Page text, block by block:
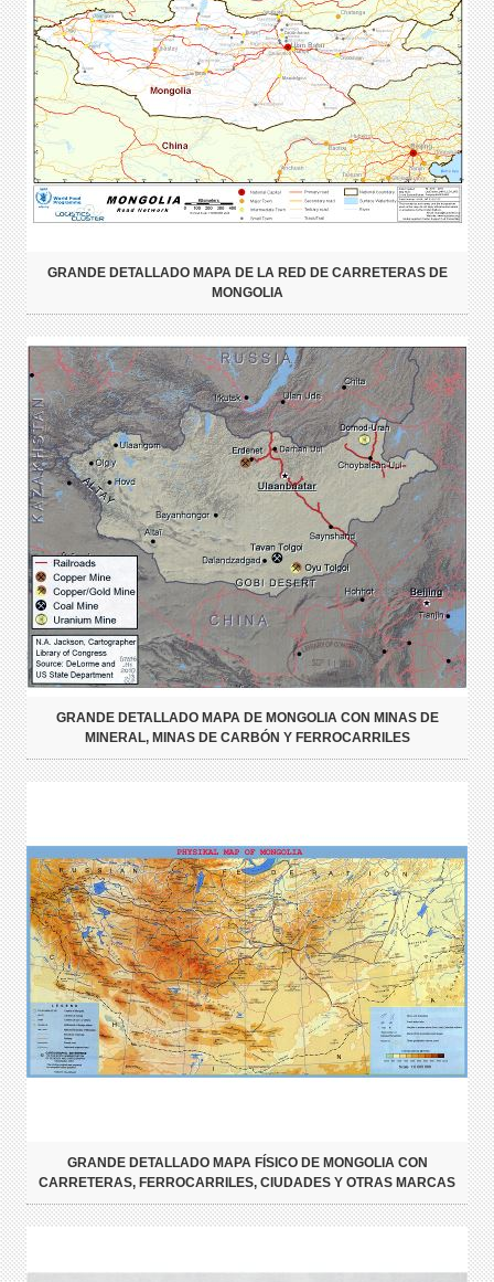
GRANDE DETALLADO MAPA DE LA RED DE CARRETERAS DE
MONGOLIA
GRANDE DETALLADO MAPA DE MONGOLIA CON MINAS DE
MINERAL, MINAS DE CARBÓN Y FERROCARRILES
GRANDE DETALLADO MAPA FÍSICO DE MONGOLIA CON
CARRETERAS, FERROCARRILES, CIUDADES Y OTRAS MARCAS